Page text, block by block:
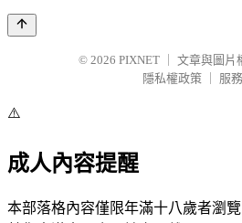
© 2026 PIXNET
文章與圖片
隱私權政策
服
⚠️
成人內容提醒
本部落格內容僅限年滿十八歲者瀏覽